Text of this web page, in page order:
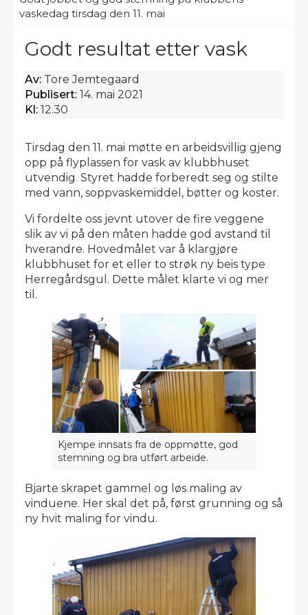
vaskedag tirsdag den 11. mai
Godt resultat etter vask
Av: Tore Jemtegaard
Publisert: 14. mai 2021
Kl: 12.30
Tirsdag den 11. mai møtte en arbeidsvillig gjeng
opp på flyplassen for vask av klubbhuset
utvendig. Styret hadde forberedt seg og stilte
med vann, soppvaskemiddel, bøtter og koster.
Vi fordelte oss jevnt utover de fire veggene
slik av vi på den måten hadde god avstand til
hverandre. Hovedmålet var å klargjøre
klubbhuset for et eller to strøk ny beis type
Herregårdsgul. Dette målet klarte vi og mer
til.
Kjempe innsats fra de oppmøtte, god
stemning og bra utført arbeide.
Bjarte skrapet gammel og løs maling av
vinduene. Her skal det på, først grunning og så
ny hvit maling for vindu.